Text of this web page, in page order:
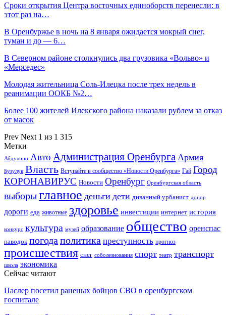
Сроки открытия Центра восточных единоборств перенесли: в
этот раз на…
В Оренбуржье в ночь на 8 января ожидается мокрый снег,
туман и до — 6…
В Северном районе столкнулись два грузовика «Вольво» и
«Мерседес»
Молодая жительница Соль-Илецка после трех недель в
реанимации ООКБ №2…
Более 100 жителей Илекского района наказали рублем за отказ
от масок
Prev Next 1 из 1 315
Метки
Абдулино Авто Администрация Оренбурга Армия
Бузулук Власть Вступайте в сообщество «Новости Оренбурга» Гай Город
КОРОНАВИРУС Новости Оренбург Оренбургская область
выборыглавное деньги дети диванный урбанист донор
дороги еда животные здоровье инвестиции интернет история
конкурс культура музей образование общество оренспас
паводок погода политика преступность прогноз
происшествия снег соболезнования спорт театр транспорт
школа экономика
Сейчас читают
Паслер посетил раненых бойцов СВО в оренбургском
госпитале